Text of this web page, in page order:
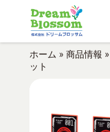
ホーム » 商品情報 »
ット